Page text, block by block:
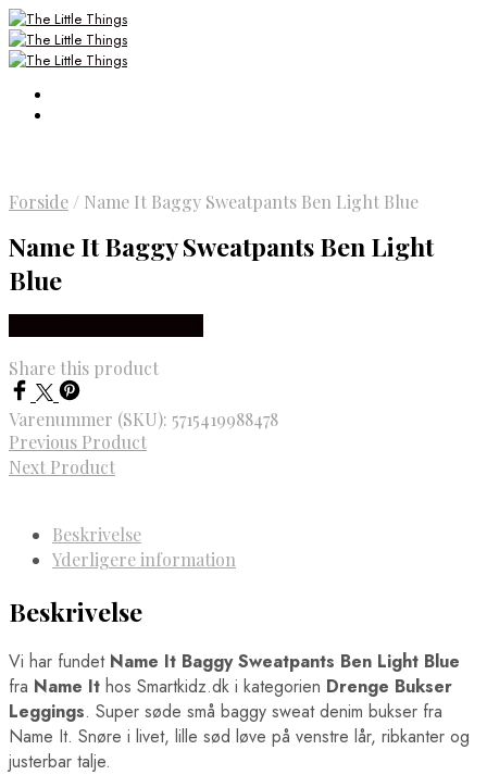
Forside / Name It Baggy Sweatpants Ben Light Blue
Name It Baggy Sweatpants Ben Light
Blue
Share this product
Varenummer (SKU): 5715419988478
Previous Product
Next Product
Beskrivelse
Yderligere information
Beskrivelse
Vi har fundet Name It Baggy Sweatpants Ben Light Blue
fra Name It hos Smartkidz.dk i kategorien Drenge Bukser
Leggings. Super søde små baggy sweat denim bukser fra
Name It. Snøre i livet, lille sød løve på venstre lår, ribkanter og
justerbar talje.